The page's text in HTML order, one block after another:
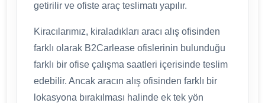
getirilir ve ofiste araç teslimatı yapılır.
Kiracılarımız, kiraladıkları aracı alış ofisinden
farklı olarak B2Carlease ofislerinin bulunduğu
farklı bir ofise çalışma saatleri içerisinde teslim
edebilir. Ancak aracın alış ofisinden farklı bir
lokasyona bırakılması halinde ek tek yön